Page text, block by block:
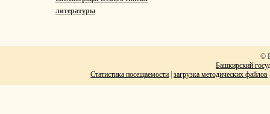
литературы
©
Башкирский
Статистика посещаемости загрузка методических файлов